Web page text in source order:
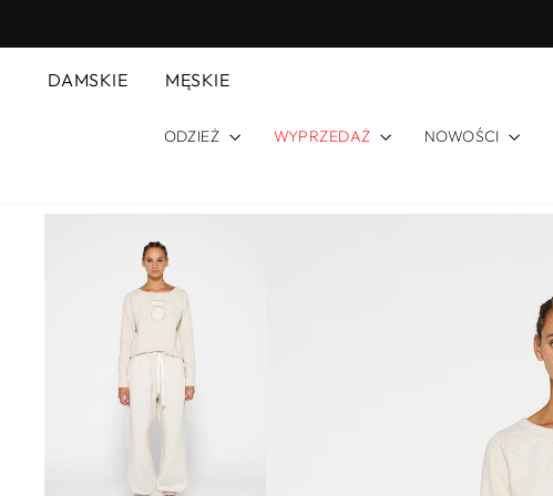
do
DAMSKIE MĘSKIE
ODZIEŻ WYPRZEDAŻ NOWOŚCI